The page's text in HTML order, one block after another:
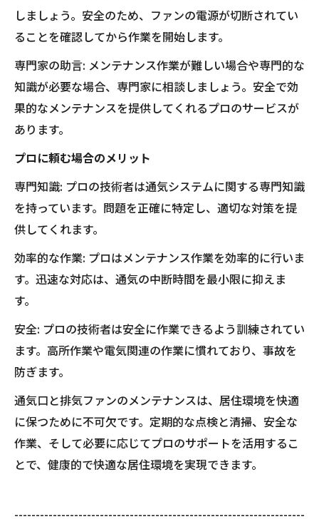
しましょう。安全のため、ファンの電源が切断されてい
ることを確認してから作業を開始します。
専門家の助言: メンテナンス作業が難しい場合や専門的な
知識が必要な場合、専門家に相談しましょう。安全で効
果的なメンテナンスを提供してくれるプロのサービスが
あります。
プロに頼む場合のメリット
専門知識: プロの技術者は通気システムに関する専門知識
を持っています。問題を正確に特定し、適切な対策を提
供してくれます。
効率的な作業: プロはメンテナンス作業を効率的に行いま
す。迅速な対応は、通気の中断時間を最小限に抑えま
す。
安全: プロの技術者は安全に作業できるよう訓練されてい
ます。高所作業や電気関連の作業に慣れており、事故を
防ぎます。
通気口と排気ファンのメンテナンスは、居住環境を快適
に保つために不可欠です。定期的な点検と清掃、安全な
作業、そして必要に応じてプロのサポートを活用するこ
とで、健康的で快適な居住環境を実現できます。
--------------------------------------------------------------------